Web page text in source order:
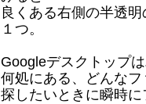
良くある右側の半透
１つ。
Googleデスクトップ
何処にある、どんな
探したいときに瞬時